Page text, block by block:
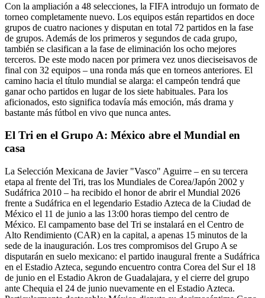
Con la ampliación a 48 selecciones, la FIFA introdujo un formato de
torneo completamente nuevo. Los equipos están repartidos en doce
grupos de cuatro naciones y disputan en total 72 partidos en la fase
de grupos. Además de los primeros y segundos de cada grupo,
también se clasifican a la fase de eliminación los ocho mejores
terceros. De este modo nacen por primera vez unos dieciseisavos de
final con 32 equipos – una ronda más que en torneos anteriores. El
camino hacia el título mundial se alarga: el campeón tendrá que
ganar ocho partidos en lugar de los siete habituales. Para los
aficionados, esto significa todavía más emoción, más drama y
bastante más fútbol en vivo que nunca antes.
El Tri en el Grupo A: México abre el Mundial en
casa
La Selección Mexicana de Javier "Vasco" Aguirre – en su tercera
etapa al frente del Tri, tras los Mundiales de Corea/Japón 2002 y
Sudáfrica 2010 – ha recibido el honor de abrir el Mundial 2026
frente a Sudáfrica en el legendario Estadio Azteca de la Ciudad de
México el 11 de junio a las 13:00 horas tiempo del centro de
México. El campamento base del Tri se instalará en el Centro de
Alto Rendimiento (CAR) en la capital, a apenas 15 minutos de la
sede de la inauguración. Los tres compromisos del Grupo A se
disputarán en suelo mexicano: el partido inaugural frente a Sudáfrica
en el Estadio Azteca, segundo encuentro contra Corea del Sur el 18
de junio en el Estadio Akron de Guadalajara, y el cierre del grupo
ante Chequia el 24 de junio nuevamente en el Estadio Azteca.